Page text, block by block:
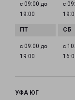
с 09:00 до
19:00
с
с 09:00 до
19:00
с
УФА ЮГ